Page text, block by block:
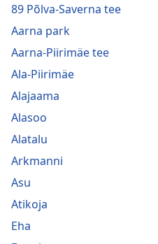
89 Põlva-Saverna tee
Aarna park
Aarna-Piirimäe tee
Ala-Piirimäe
Alajaama
Alasoo
Alatalu
Arkmanni
Asu
Atikoja
Eha